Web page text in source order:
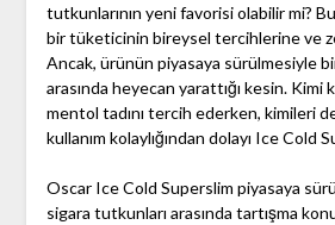
tutkunlarının yeni favorisi olabilir mi?
bir tüketicinin bireysel tercihlerine ve
Ancak, ürünün piyasaya sürülmesiyle
arasında heyecan yarattığı kesin. Kimi
mentol tadını tercih ederken, kimileri
kullanım kolaylığından dolayı Ice Cold
Oscar Ice Cold Superslim piyasaya
sigara tutkunları arasında tartışma